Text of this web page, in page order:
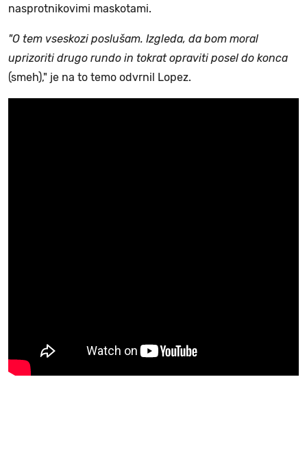
nasprotnikovimi maskotami.
"O tem vseskozi poslušam. Izgleda, da bom moral
uprizoriti drugo rundo in tokrat opraviti posel do konca
(smeh)," je na to temo odvrnil Lopez.